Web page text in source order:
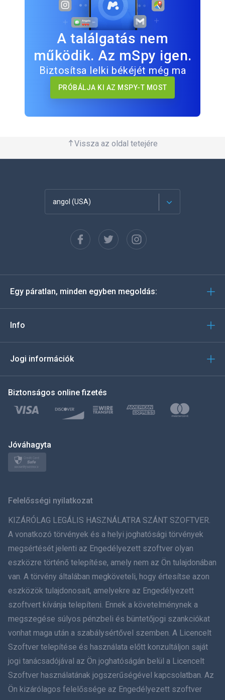
A találgatás nem
működik. Az mSpy igen.
Biztosítsa lelki békéjét még ma
PRÓBÁLJA KI AZ MSPY-T MOST
Vissza az oldal tetejére
angol (USA)
Español
Deutsch
Türkçe
Polski
ภาษาไทย
简体中文
Dansk
हिंदी
עברית
Română
Ελληνικά
Egy páratlan, minden egyben megoldás:
Info
Jogi információk
Biztonságos online fizetés
Jóváhagyta
Felelősségi nyilatkozat
KIZÁRÓLAG LEGÁLIS HASZNÁLATRA SZÁNT SZOFTVER.
A vonatkozó törvények és a helyi joghatósági törvények
megsértését jelenti az Engedélyezett szoftver olyan
eszközre történő telepítése, amely nem az Ön tulajdonában
van. A törvény általában megköveteli, hogy értesítse azon
eszközök tulajdonosait, amelyekre az Engedélyezett
szoftvert kívánja telepíteni. Ennek a követelménynek a
megszegése súlyos pénzbeli és büntetőjogi szankciókat
vonhat maga után a szabálysértővel szemben. A Licencelt
Szoftver telepítése és használata előtt konzultáljon saját
jogi tanácsadójával az Ön joghatóságán belül a Licencelt
Szoftver használatának jogszerűségével kapcsolatban. Az
Ön kizárólagos felelőssége az Engedélyezett szoftver